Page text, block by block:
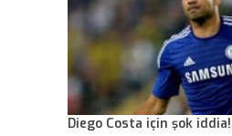
Diego Costa için şok iddia!